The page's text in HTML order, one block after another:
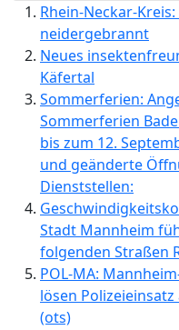
Rhein-Neckar-
neidergebrannt
Neues
Käfertal
Sommerferien:
Sommerferien
bis zum 12.
und geänderte
Dienststellen:
Stadt Mannheim
folgenden Straßen
POL-MA:
lösen
(ots)